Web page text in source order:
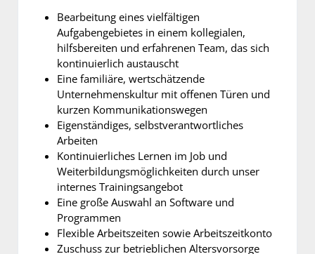
Bearbeitung eines vielfältigen
Aufgabengebietes in einem kollegialen,
hilfsbereiten und erfahrenen Team, das sich
kontinuierlich austauscht
Eine familiäre, wertschätzende
Unternehmenskultur mit offenen Türen und
kurzen Kommunikationswegen
Eigenständiges, selbstverantwortliches
Arbeiten
Kontinuierliches Lernen im Job und
Weiterbildungsmöglichkeiten durch unser
internes Trainingsangebot
Eine große Auswahl an Software und
Programmen
Flexible Arbeitszeiten sowie Arbeitszeitkonto
Zuschuss zur betrieblichen Altersvorsorge